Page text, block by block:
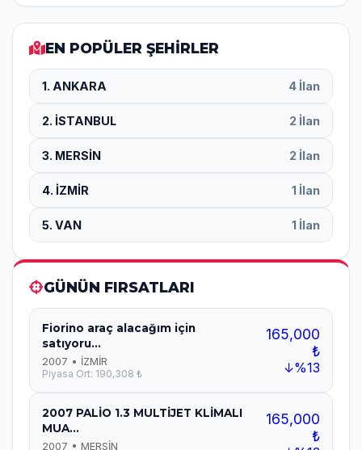
EN POPÜLER ŞEHİRLER
1. ANKARA 4 İlan
2. İSTANBUL 2 İlan
3. MERSİN 2 İlan
4. İZMİR 1 İlan
5. VAN 1 İlan
GÜNÜN FIRSATLARI
Fiorino araç alacağım için
satıyoru...
2007 • İZMİR
Piyasa Ort: 190,308 ₺
165,000
₺
↓%13
2007 PALİO 1.3 MULTİJET KLİMALI
MUA...
2007 • MERSİN
165,000
₺